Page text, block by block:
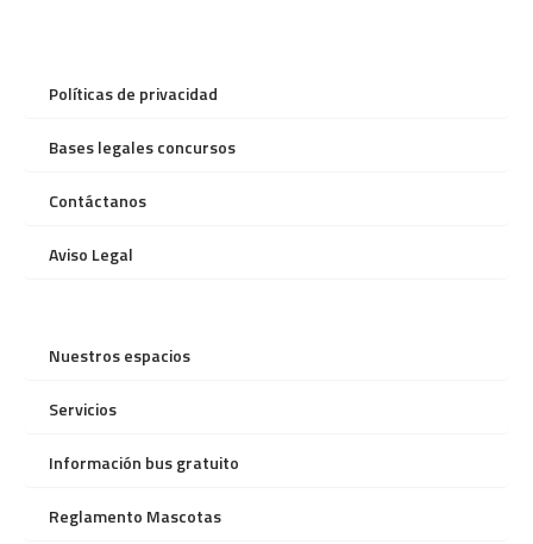
Políticas de privacidad
Bases legales concursos
Contáctanos
Aviso Legal
Nuestros espacios
Servicios
Información bus gratuito
Reglamento Mascotas